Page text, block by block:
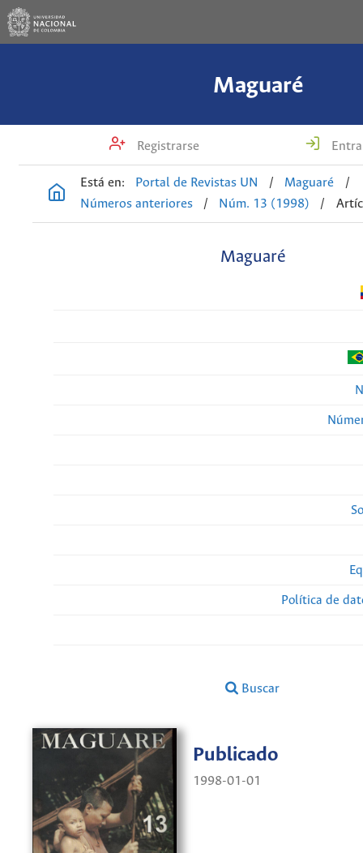
Maguaré
Registrarse
Está en: Portal de Revistas UN / Maguaré
/
Números anteriores
/ Núm. 13 (1998) /
Maguaré
Política de
Buscar
Publicado
1998-01-01